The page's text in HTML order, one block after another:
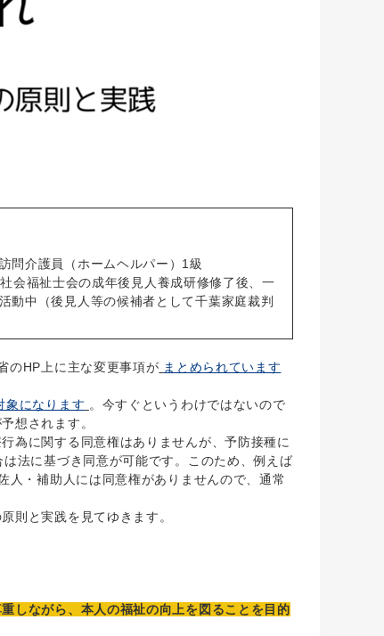
問介護員（ホームヘルパー）1級
会福祉士会の成年後見人養成研修修了後、一
動中（後見人等の候補者として千葉家庭裁判
のHP上に主な変更事項が まとめられています
象になります 。今すぐというわけではないので
想されます。
為に関する同意権はありませんが、予防接種に
法に基づき同意が可能です。このため、例えば
人・補助人には同意権がありませんので、通常
則と実践を見てゆきます。
しながら、本人の福祉の向上を図ることを目的